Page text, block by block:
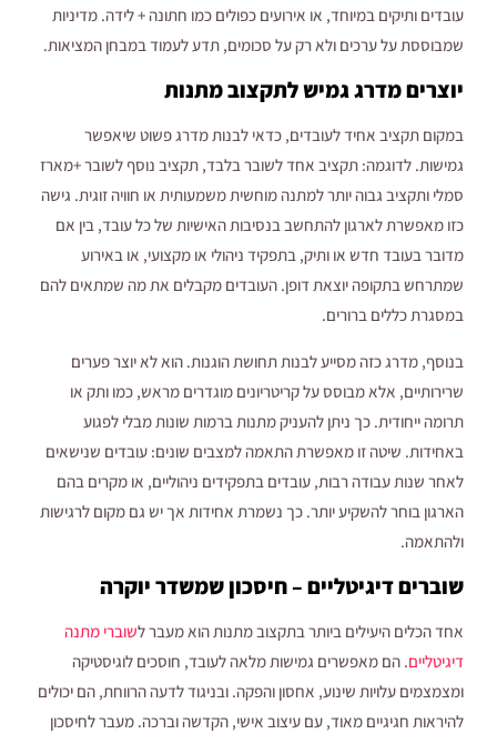
עובדים ותיקים במיוחד, או אירועים כפולים כמו חתונה + לידה. מדיניות
שמבוססת על ערכים ולא רק על סכומים, תדע לעמוד במבחן המציאות.
יוצרים מדרג גמיש לתקצוב מתנות
במקום תקציב אחיד לעובדים, כדאי לבנות מדרג פשוט שיאפשר
גמישות. לדוגמה: תקציב אחד לשובר בלבד, תקציב נוסף לשובר +מארז
סמלי ותקציב גבוה יותר למתנה מוחשית משמעותית או חוויה זוגית. גישה
כזו מאפשרת לארגון להתחשב בנסיבות האישיות של כל עובד, בין אם
מדובר בעובד חדש או ותיק, בתפקיד ניהולי או מקצועי, או באירוע
שמתרחש בתקופה יוצאת דופן. העובדים מקבלים את מה שמתאים להם
במסגרת כללים ברורים.
בנוסף, מדרג כזה מסייע לבנות תחושת הוגנות. הוא לא יוצר פערים
שרירותיים, אלא מבוסס על קריטריונים מוגדרים מראש, כמו ותק או
תרומה ייחודית. כך ניתן להעניק מתנות ברמות שונות מבלי לפגוע
באחידות. שיטה זו מאפשרת התאמה למצבים שונים: עובדים שנישאים
לאחר שנות עבודה רבות, עובדים בתפקידים ניהוליים, או מקרים בהם
הארגון בוחר להשקיע יותר. כך נשמרת אחידות אך יש גם מקום לרגישות
ולהתאמה.
שוברים דיגיטליים – חיסכון שמשדר יוקרה
אחד הכלים היעילים ביותר בתקצוב מתנות הוא מעבר לשוברי מתנה
דיגיטליים. הם מאפשרים גמישות מלאה לעובד, חוסכים לוגיסטיקה
ומצמצמים עלויות שינוע, אחסון והפקה. ובניגוד לדעה הרווחת, הם יכולים
להיראות חגיגיים מאוד, עם עיצוב אישי, הקדשה וברכה. מעבר לחיסכון